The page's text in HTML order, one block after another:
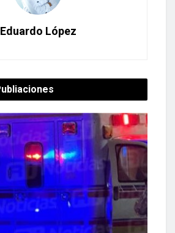
Eduardo López